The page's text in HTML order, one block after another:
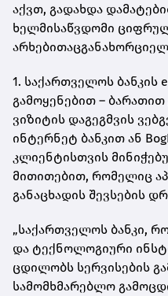
აქვთ, გადახდა
ხელმისაწვდომი
არხებითაც
1. საქართველოს ბანკის
გამოყენებით –
ვიზიტის დაგეგმვის
ინტერნეტ ბანკით ან
კლიენტისთვის
მითითებით, რომელიც
განაცხადის შევსების
„საქართველოს ბანკი,
და ტექნოლოგიური
ცდილობს სერვისების
სამომხმარებლო